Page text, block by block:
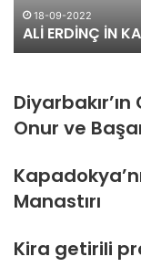
SEÇİMDE NE
Onur ve
Manastırı
Kira getirili